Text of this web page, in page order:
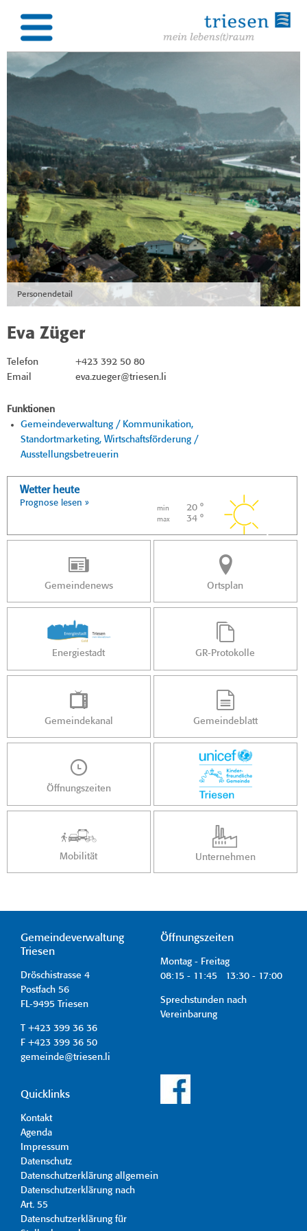
Personendetail
Eva Züger
Telefon
+423 392 50 80
Email
eva.zueger@triesen.li
Funktionen
Gemeindeverwaltung / Kommunikation,
Standortmarketing, Wirtschaftsförderung /
Ausstellungsbetreuerin
Wetter heute
Prognose lesen »
min 20 °
max 34 °
Gemeindenews Ortsplan
Energiestadt GR-Protokolle
Gemeindekanal Gemeindeblatt
Öffnungszeiten
Mobilität Unternehmen
Gemeindeverwaltung
Triesen
Dröschistrasse 4
Postfach 56
FL-9495 Triesen
T +423 399 36 36
F +423 399 36 50
gemeinde@triesen.li
Öffnungszeiten
Montag - Freitag
08:15 - 11:45 13:30 - 17:00
Sprechstunden nach
Vereinbarung
Quicklinks
Kontakt
Agenda
Impressum
Datenschutz
Datenschutzerklärung allgemein
Datenschutzerklärung nach
Art. 55
Datenschutzerklärung für